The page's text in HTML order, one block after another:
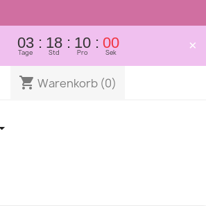
03
Tage
18
Std
09
Pro
59
Sek ×
shopping_cart Warenkorb (0)